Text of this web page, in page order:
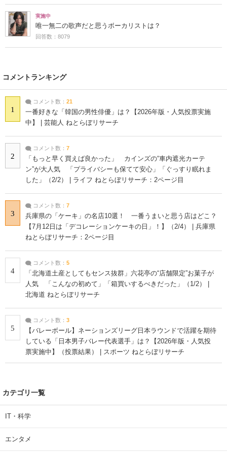
実施中
唯一無二の歌声だと思うボーカリストは？
回答数：8079
コメントランキング
1
コメント数： 21
一番好きな「韓国の男性俳優」は？【2026年版・人気投票実施
中】 | 芸能人 ねとらぼリサーチ
2
コメント数： 7
「もっと早く買えば良かった」 カインズの“車内遮光カーテ
ン”が大人気 「プライバシーも保てて安心」「ぐっすり眠れま
した」（2/2） | ライフ ねとらぼリサーチ：2ページ目
3
コメント数： 7
兵庫県の「ケーキ」の名店10選！ 一番うまいと思う店はどこ？
【7月12日は「デコレーションケーキの日」！】（2/4） | 兵庫県
ねとらぼリサーチ：2ページ目
4
コメント数： 5
「北海道土産としてもセンス抜群」六花亭の“店舗限定”お菓子が
人気 「こんなの初めて」「箱買いするべきだった」（1/2） |
北海道 ねとらぼリサーチ
5
コメント数： 3
【バレーボール】ネーションズリーグ日本ラウンドで活躍を期待
している「日本男子バレー代表選手」は？【2026年版・人気投
票実施中】（投票結果） | スポーツ ねとらぼリサーチ
カテゴリ一覧
IT・科学
エンタメ